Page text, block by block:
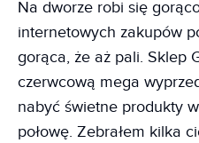
Na dworze robi się
internetowych zakupów
gorąca, że aż pali. Sklep
czerwcową mega
nabyć świetne produkty
połowę. Zebrałem kilka